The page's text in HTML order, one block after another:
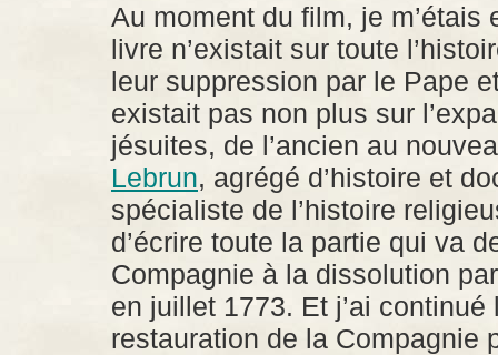
Au moment du film, je m’étais
livre n’existait sur toute
leur suppression par le Pape
existait pas non plus sur
jésuites, de l’ancien au
Lebrun, agrégé d’histoire et
spécialiste de l’histoire
d’écrire toute la partie qui va
Compagnie à la dissolution
en juillet 1773. Et j’ai continué
restauration de la Compagnie